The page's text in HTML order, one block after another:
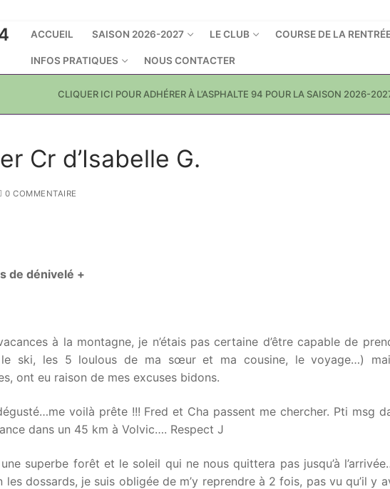
ACCUEIL SAISON 2026-2027 LE CLUB COURSE DE LA
INFOS PRATIQUES NOUS CONTACTER
CLIQUER ICI POUR ADHÉRER À L’ASPHALTE 94 POUR LA SAISON 2026-
Cr d’Isabelle G.
0 COMMENTAIRE
de dénivelé +
à la montagne, je n’étais pas certaine d’être capable de
ski, les 5 loulous de ma sœur et ma cousine, le voyage…)
ont eu raison de mes excuses bidons.
voilà prête !!! Fred et Cha passent me chercher. Pti msg
dans un 45 km à Volvic…. Respect J
superbe forêt et le soleil qui ne nous quittera pas jusqu’à
dossards, je suis obligée de m’y reprendre à 2 fois, pas vu qu’il y